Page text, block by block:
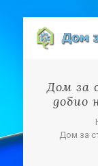
Дом за
добио
Дом за